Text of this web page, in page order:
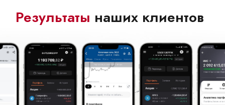
Результаты наших клиентов